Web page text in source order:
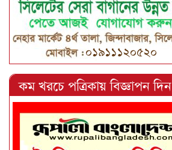
কম খরচে পত্রিকায় বিজ্ঞাপন দিন